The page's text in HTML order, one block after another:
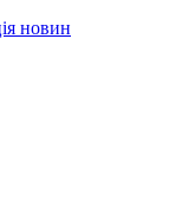
новин